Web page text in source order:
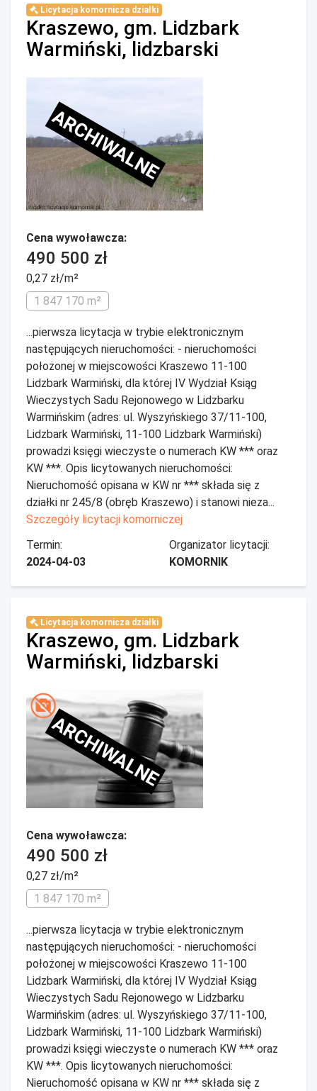
Licytacja komornicza działki
Kraszewo, gm. Lidzbark
Warmiński, lidzbarski
ARCHIWALNE
Cena wywoławcza:
490 500 zł
0,27 zł/m²
1 847 170 m²
...pierwsza licytacja w trybie elektronicznym
następujących nieruchomości: - nieruchomości
położonej w miejscowości Kraszewo 11-100
Lidzbark Warmiński, dla której IV Wydział Ksiąg
Wieczystych Sadu Rejonowego w Lidzbarku
Warmińskim (adres: ul. Wyszyńskiego 37/11-100,
Lidzbark Warmiński, 11-100 Lidzbark Warmiński)
prowadzi księgi wieczyste o numerach KW *** oraz
KW ***. Opis licytowanych nieruchomości:
Nieruchomość opisana w KW nr *** składa się z
działki nr 245/8 (obręb Kraszewo) i stanowi nieza...
Szczegóły licytacji komorniczej
Termin:
2024-04-03
Organizator licytacji:
KOMORNIK
Licytacja komornicza działki
Kraszewo, gm. Lidzbark
Warmiński, lidzbarski
ARCHIWALNE
Cena wywoławcza:
490 500 zł
0,27 zł/m²
1 847 170 m²
...pierwsza licytacja w trybie elektronicznym
następujących nieruchomości: - nieruchomości
położonej w miejscowości Kraszewo 11-100
Lidzbark Warmiński, dla której IV Wydział Ksiąg
Wieczystych Sadu Rejonowego w Lidzbarku
Warmińskim (adres: ul. Wyszyńskiego 37/11-100,
Lidzbark Warmiński, 11-100 Lidzbark Warmiński)
prowadzi księgi wieczyste o numerach KW *** oraz
KW ***. Opis licytowanych nieruchomości:
Nieruchomość opisana w KW nr *** składa się z